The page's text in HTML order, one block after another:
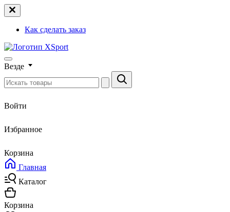
Как сделать заказ
Везде
Войти
Избранное
Корзина
Главная
Каталог
Корзина